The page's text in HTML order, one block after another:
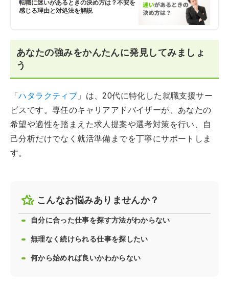
転職に迷いがあるときの決め方は？不安を
感じる理由と対処法を解説
あなたの強みをかんたんに発見してみましょ
う
「ハタラクティブ 」は、20代に特化した就職支援サー
ビスです。専任のキャリアアドバイザーが、あなたの
希望や適性を踏まえた求人提案や選考対策を行い、自
己分析だけでなく就活準備までを丁寧にサポートしま
す。
こんなお悩みありませんか？
自分に合った仕事を探す方法がわからない
無理なく続けられる仕事を探したい
何から始めれば良いかわからない